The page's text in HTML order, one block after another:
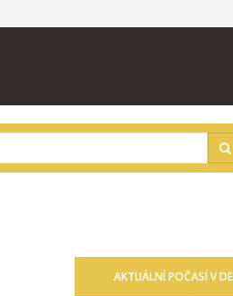
AKTUÁLNÍ POČASÍ V